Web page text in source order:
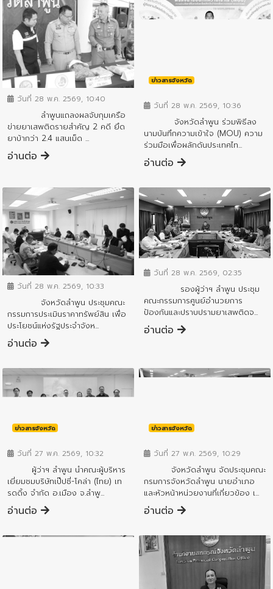
ข่าวสารจังหวัด
วันที่ 28 พ.ค. 2569, 10:40
ลำพูนแถลงผลจับกุมเครือ
ข่ายยาเสพติดรายสำคัญ 2 คดี ยึด
ยาบ้ากว่า 2.4 แสนเม็ด ...
อ่านต่อ
ข่าวสารจังหวัด
วันที่ 28 พ.ค. 2569, 10:36
จังหวัดลำพูน ร่วมพิธีลง
นามบันทึกความเข้าใจ (MOU) ความ
ร่วมมือเพื่อผลักดันประเทศไท...
อ่านต่อ
ข่าวสารจังหวัด
วันที่ 28 พ.ค. 2569, 10:33
จังหวัดลำพูน ประชุมคณะ
กรรมการประเมินราคาทรัพย์สิน เพื่อ
ประโยชน์แห่งรัฐประจำจังห...
อ่านต่อ
ข่าวสารจังหวัด
วันที่ 28 พ.ค. 2569, 02:35
รองผู้ว่าฯ ลำพูน ประชุม
คณะกรรมการศูนย์อำนวยการ
ป้องกันและปราบปรามยาเสพติดจ...
อ่านต่อ
ข่าวสารจังหวัด
วันที่ 27 พ.ค. 2569, 10:32
ผู้ว่าฯ ลำพูน นำคณะผู้บริหาร
เยี่ยมชมบริษัทเป๊ปซี่-โคล่า (ไทย) เท
รดดิ้ง จำกัด อ.เมือง จ.ลำพู...
อ่านต่อ
ข่าวสารจังหวัด
วันที่ 27 พ.ค. 2569, 10:29
จังหวัดลำพูน จัดประชุมคณะ
กรมการจังหวัดลำพูน นายอำเภอ
และหัวหน้าหน่วยงานที่เกี่ยวข้อง เ...
อ่านต่อ